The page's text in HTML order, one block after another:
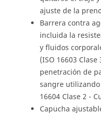
ajuste de la
Barrera contra
incluida la
y fluidos
(ISO 16603
penetración de
sangre utilizando
16604 Clase 2 -
Capucha